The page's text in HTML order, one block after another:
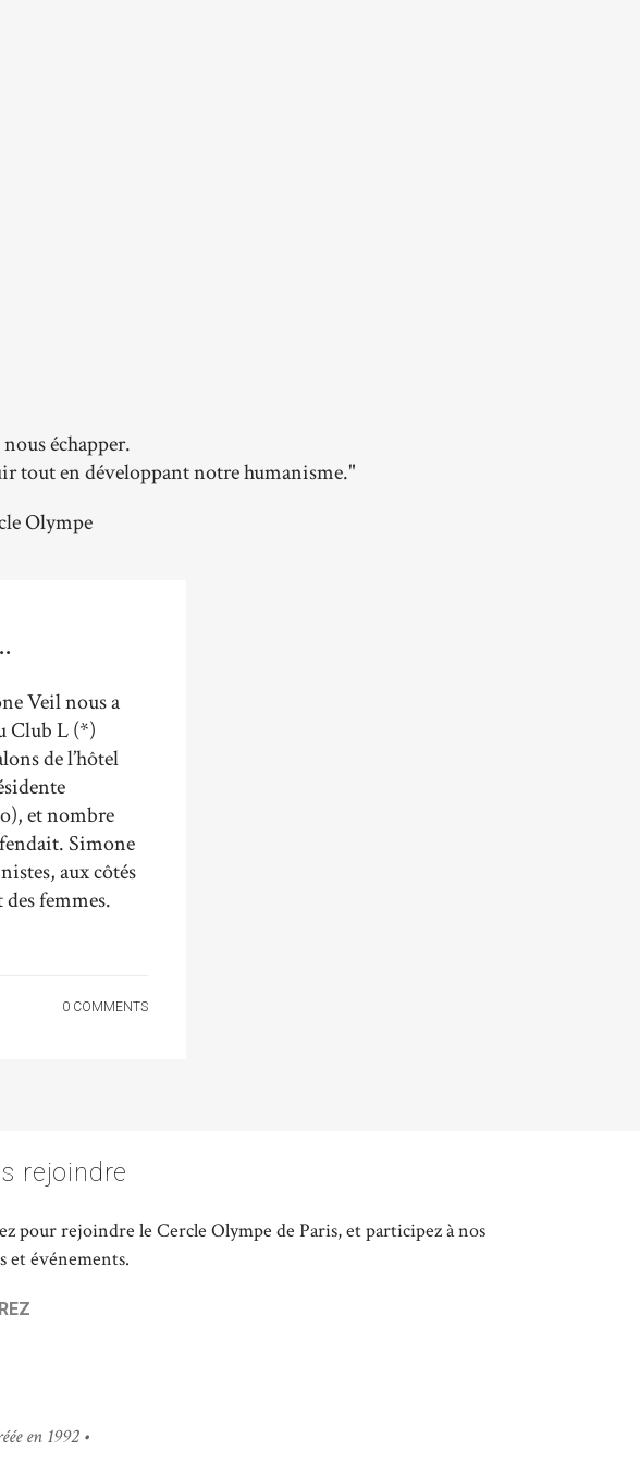
échapper.
tout en développant notre humanisme."
Olympe
Veil nous a
Club L (*)
de l’hôtel
et nombre
Simone
aux côtés
femmes.
0 COMMENTS
rejoindre
pour rejoindre le Cercle Olympe de Paris, et participez à nos
et événements.
en 1992 •